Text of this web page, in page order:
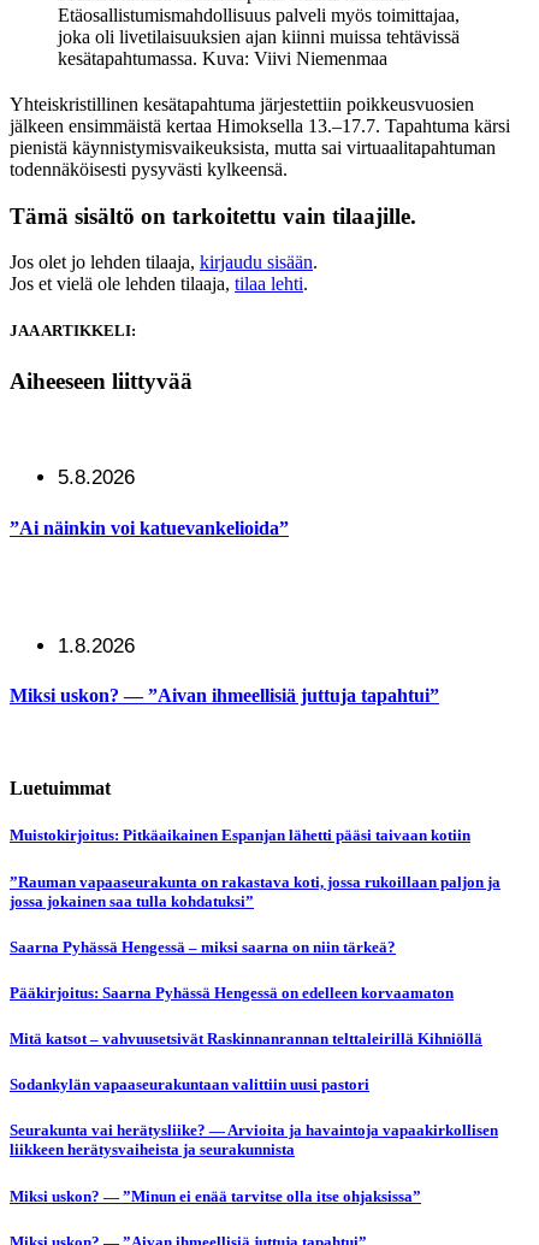
Etäosallistumismahdollisuus palveli myös toimittajaa,
joka oli livetilaisuuksien ajan kiinni muissa tehtävissä
kesätapahtumassa. Kuva: Viivi Niemenmaa
Yhteiskristillinen kesätapahtuma järjestettiin poikkeusvuosien
jälkeen ensimmäistä kertaa Himoksella 13.–17.7. Tapahtuma kärsi
pienistä käynnistymisvaikeuksista, mutta sai virtuaalitapahtuman
todennäköisesti pysyvästi kylkeensä.
Tämä sisältö on tarkoitettu vain tilaajille.
Jos olet jo lehden tilaaja, kirjaudu sisään.
Jos et vielä ole lehden tilaaja, tilaa lehti.
JAA ARTIKKELI:
Aiheeseen liittyvää
5.8.2026
”Ai näinkin voi katuevankelioida”
1.8.2026
Miksi uskon? — ”Aivan ihmeellisiä juttuja tapahtui”
Luetuimmat
Muistokirjoitus: Pitkäaikainen Espanjan lähetti pääsi taivaan kotiin
”Rauman vapaaseurakunta on rakastava koti, jossa rukoillaan paljon ja
jossa jokainen saa tulla kohdatuksi”
Saarna Pyhässä Hengessä – miksi saarna on niin tärkeä?
Pääkirjoitus: Saarna Pyhässä Hengessä on edelleen korvaamaton
Mitä katsot – vahvuusetsivät Raskinnanrannan telttaleirillä Kihniöllä
Sodankylän vapaaseurakuntaan valittiin uusi pastori
Seurakunta vai herätysliike? — Arvioita ja havaintoja vapaakirkollisen
liikkeen herätysvaiheista ja seurakunnista
Miksi uskon? — ”Minun ei enää tarvitse olla itse ohjaksissa”